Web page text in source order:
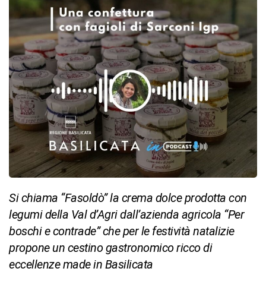
Si chiama “Fasoldò” la crema dolce prodotta con
legumi della Val d’Agri dall’azienda agricola “Per
boschi e contrade” che per le festività natalizie
propone un cestino gastronomico ricco di
eccellenze made in Basilicata